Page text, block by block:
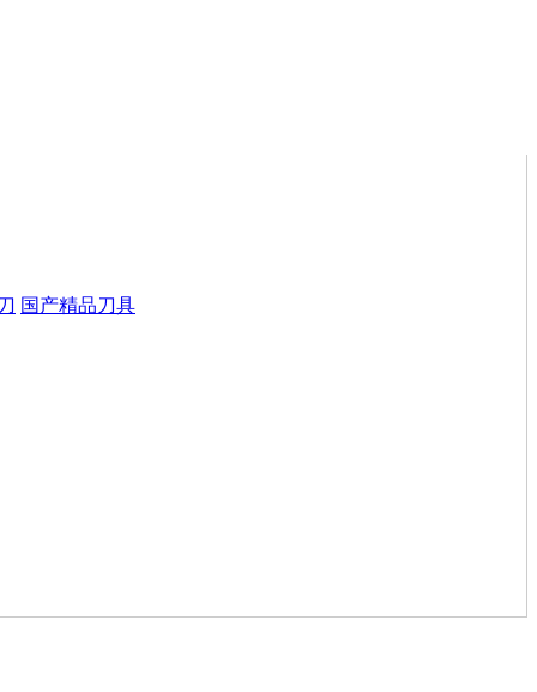
国产精品刀具